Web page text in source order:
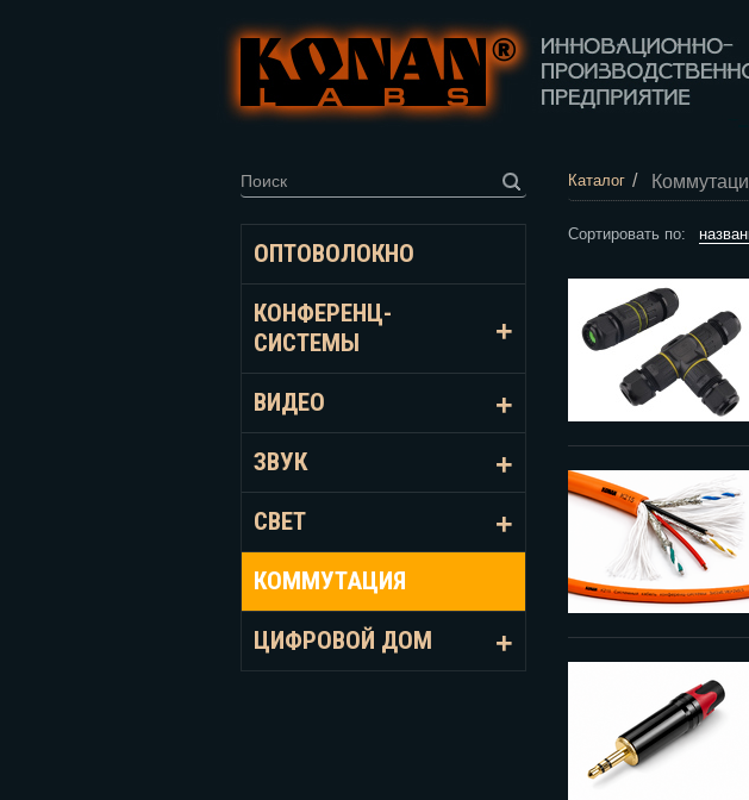
ОПТОВОЛОКНО
КОНФЕРЕНЦ-
СИСТЕМЫ
ВИДЕО
ЗВУК
СВЕТ
КОММУТАЦИЯ
ЦИФРОВОЙ ДОМ
Каталог /
Сортировать по: